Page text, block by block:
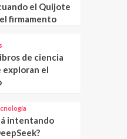
el Quijote
firmamento
de ciencia
exploran el
intentando